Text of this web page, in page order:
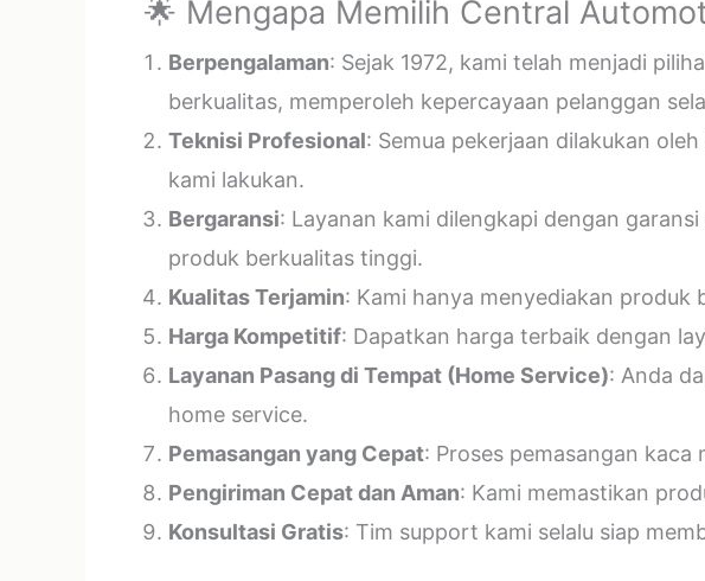
🌟 Mengapa Memilih Central
Berpengalaman: Sejak 1972, kami telah menjadi
berkualitas, memperoleh kepercayaan pelanggan
Teknisi Profesional: Semua pekerjaan dilakukan
kami lakukan.
Bergaransi: Layanan kami dilengkapi dengan
produk berkualitas tinggi.
Kualitas Terjamin: Kami hanya menyediakan
Harga Kompetitif: Dapatkan harga terbaik dengan
Layanan Pasang di Tempat (Home Service): Anda
home service.
Pemasangan yang Cepat: Proses pemasangan kaca
Pengiriman Cepat dan Aman: Kami memastikan
Konsultasi Gratis: Tim support kami selalu siap